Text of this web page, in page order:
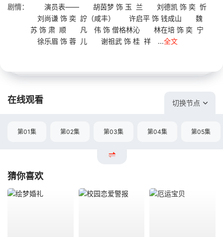
剧情：
演员表—— 胡茵梦 饰 玉 兰 刘德凯 饰 奕 忻
刘尚谦 饰 奕 詝（咸丰） 许启平 饰 钱成山 魏
苏 饰 肃 顺 凡 伟 饰 僧格林沁 林在培 饰 奕 宁
徐乐眉 饰 蓉 儿 谢祖武 饰 桂 祥 ...全文
在线观看 切换节点
第01集 第02集 第03集 第04集 第05集
猜你喜欢